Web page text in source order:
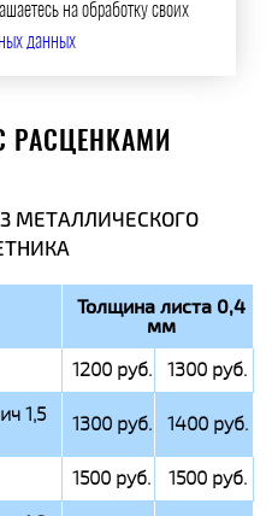
на обработку своих
данных
РАСЦЕНКАМИ
МЕТАЛЛИЧЕСКОГО
Толщина листа 0,4
мм
1200 руб.
1300 руб.
1,5
1300 руб. 1400 руб.
1500 руб.
1500 руб.